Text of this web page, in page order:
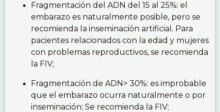
Fragmentación del ADN del 15 al 25%: el
embarazo es naturalmente posible, pero se
recomienda la inseminación artificial. Para
pacientes relacionados con la edad y mujeres
con problemas reproductivos, se recomienda
la FIV;
Fragmentación de ADN> 30%: es improbable
que el embarazo ocurra naturalmente o por
inseminación; Se recomienda la FIV;